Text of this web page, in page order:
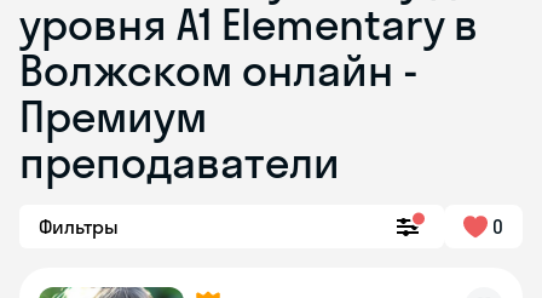
уровня A1 Elementary в
Волжском онлайн -
Премиум
преподаватели
Фильтры 0
Skyeng Chat